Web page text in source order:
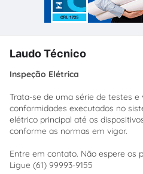
Laudo Técnico
Inspeção Elétrica
Trata-se de uma série de testes e
conformidades executados no
elétrico principal até os
conforme as normas em vigor.
Entre em contato. Não espere os
Ligue (61) 99993-9155